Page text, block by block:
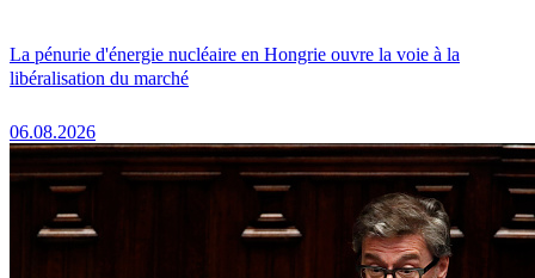
La pénurie d'énergie nucléaire en Hongrie ouvre la voie à la
libéralisation du marché
06.08.2026